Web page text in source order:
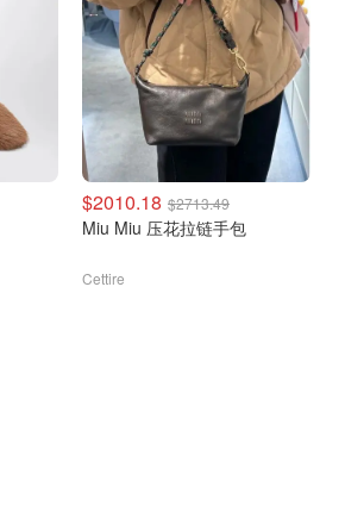
$2010.18 $2713.49
Miu Miu 压花拉链手包
Cettire